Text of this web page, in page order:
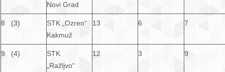
Novi Grad
8 (3)
STK „Ozren“
Kakmuž
13 6 7
9 (4)
STK
„Ražljvo“
12 3 9